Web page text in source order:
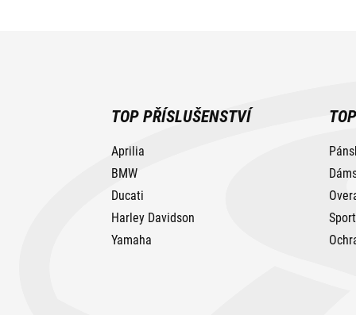
TOP PŘÍSLUŠENSTVÍ
Aprilia
BMW
Ducati
Harley Davidson
Yamaha